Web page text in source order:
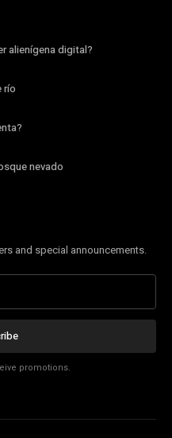
alienígena digital?
río
nevado
and special announcements.
promotions.